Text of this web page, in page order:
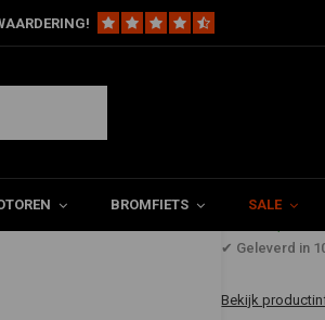
BROMFIETS SALE
CL350K2-4 Carburateur Revisie Set
€19,76
✔ Geleverd in
Bekijk